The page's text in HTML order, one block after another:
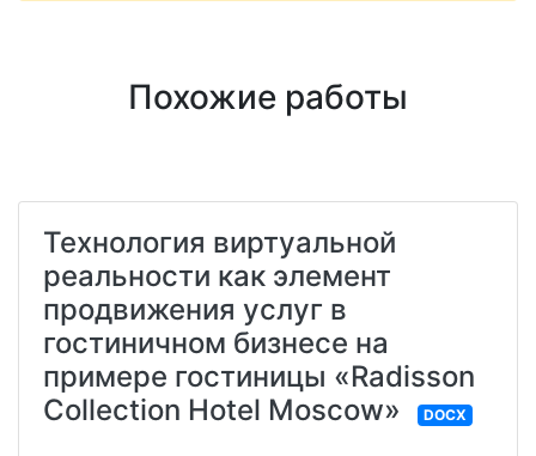
Похожие работы
Технология виртуальной
реальности как элемент
продвижения услуг в
гостиничном бизнесе на
примере гостиницы «Radisson
Collection Hotel Moscow»
DOCX